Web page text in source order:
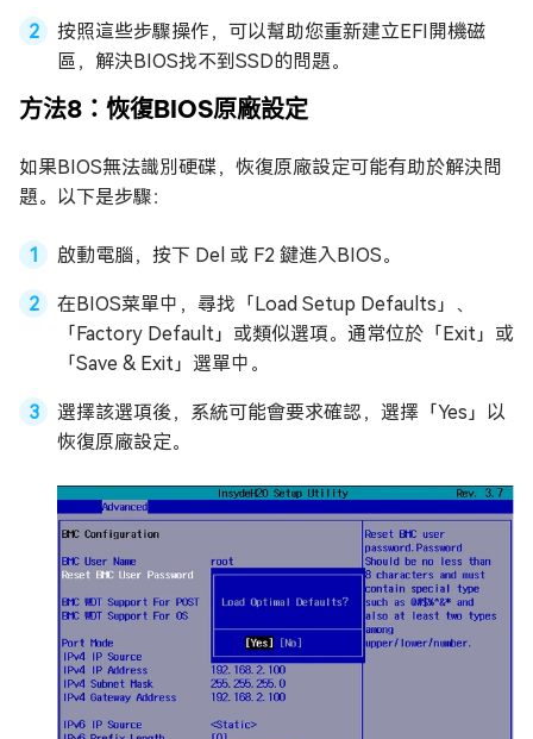
按照這些步驟操作，可以幫助您重新建立EFI開機磁
區，解決BIOS找不到SSD的問題。
方法8：恢復BIOS原廠設定
如果BIOS無法識別硬碟，恢復原廠設定可能有助於解決問
題。以下是步驟：
啟動電腦，按下 Del 或 F2 鍵進入BIOS。
在BIOS菜單中，尋找「Load Setup Defaults」、
「Factory Default」或類似選項。通常位於「Exit」或
「Save & Exit」選單中。
選擇該選項後，系統可能會要求確認，選擇「Yes」以
恢復原廠設定。